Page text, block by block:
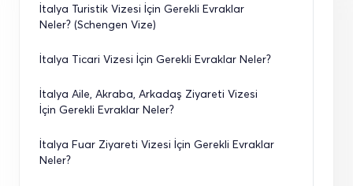
İtalya Turistik Vizesi İçin Gerekli Evraklar
Neler? (Schengen Vize)
İtalya Ticari Vizesi İçin Gerekli Evraklar Neler?
İtalya Aile, Akraba, Arkadaş Ziyareti Vizesi
İçin Gerekli Evraklar Neler?
İtalya Fuar Ziyareti Vizesi İçin Gerekli Evraklar
Neler?